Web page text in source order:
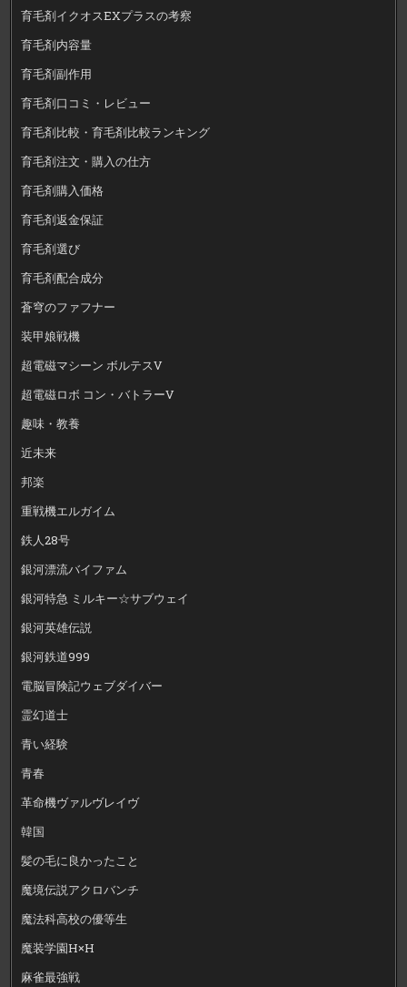
育毛剤イクオスEXプラスの考察
育毛剤内容量
育毛剤副作用
育毛剤口コミ・レビュー
育毛剤比較・育毛剤比較ランキング
育毛剤注文・購入の仕方
育毛剤購入価格
育毛剤返金保証
育毛剤選び
育毛剤配合成分
蒼穹のファフナー
装甲娘戦機
超電磁マシーン ボルテスV
超電磁ロボ コン・バトラーV
趣味・教養
近未来
邦楽
重戦機エルガイム
鉄人28号
銀河漂流バイファム
銀河特急 ミルキー☆サブウェイ
銀河英雄伝説
銀河鉄道999
電脳冒険記ウェブダイバー
霊幻道士
青い経験
青春
革命機ヴァルヴレイヴ
韓国
髪の毛に良かったこと
魔境伝説アクロバンチ
魔法科高校の優等生
魔装学園H×H
麻雀最強戦